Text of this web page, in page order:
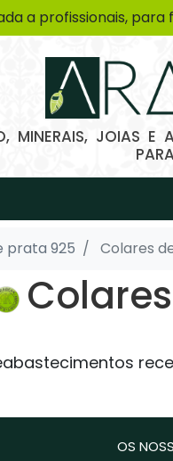
a profissionais,
MINERAIS, JOIAS E
prata 925 Colares
OS